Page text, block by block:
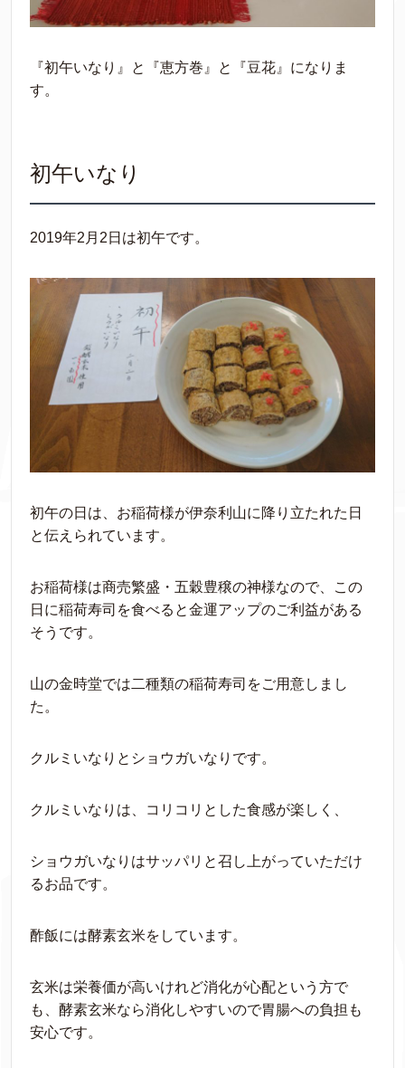
『初午いなり』と『恵方巻』と『豆花』になりま
す。
初午いなり
2019年2月2日は初午です。
初午の日は、お稲荷様が伊奈利山に降り立たれた日
と伝えられています。
お稲荷様は商売繁盛・五穀豊穣の神様なので、この
日に稲荷寿司を食べると金運アップのご利益がある
そうです。
山の金時堂では二種類の稲荷寿司をご用意しまし
た。
クルミいなりとショウガいなりです。
クルミいなりは、コリコリとした食感が楽しく、
ショウガいなりはサッパリと召し上がっていただけ
るお品です。
酢飯には酵素玄米をしています。
玄米は栄養価が高いけれど消化が心配という方で
も、酵素玄米なら消化しやすいので胃腸への負担も
安心です。